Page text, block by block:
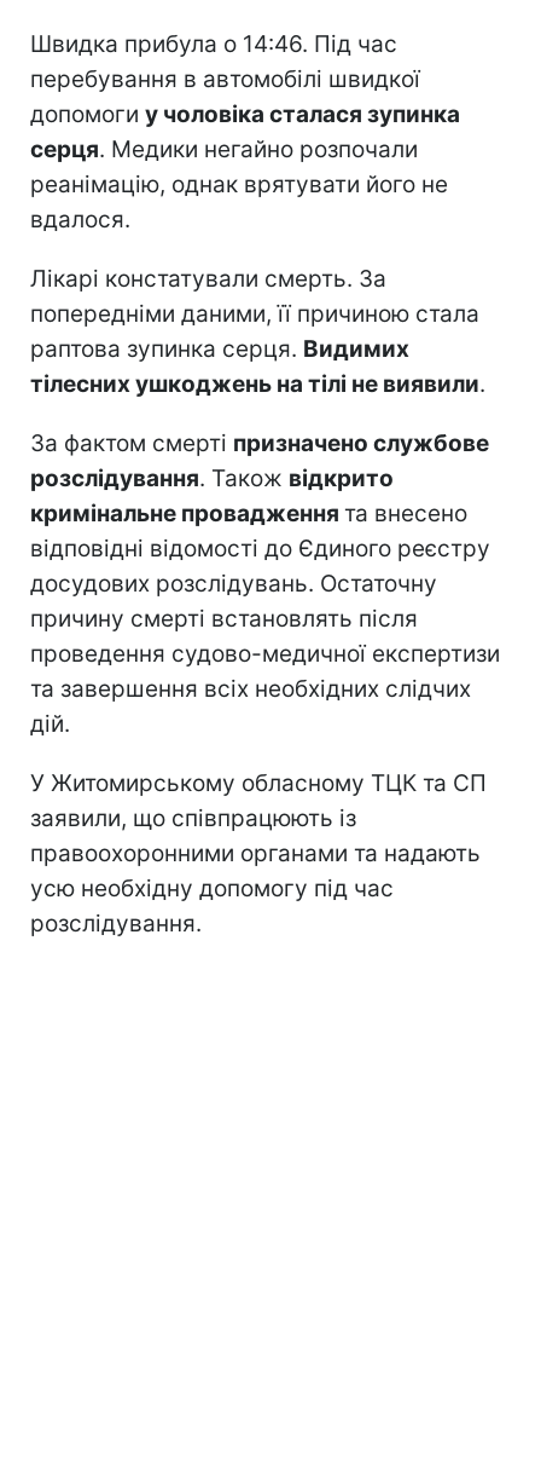
Швидка прибула о 14:46. Під час
перебування в автомобілі швидкої
допомоги у чоловіка сталася зупинка
серця. Медики негайно розпочали
реанімацію, однак врятувати його не
вдалося.
Лікарі констатували смерть. За
попередніми даними, її причиною стала
раптова зупинка серця. Видимих
тілесних ушкоджень на тілі не виявили.
За фактом смерті призначено службове
розслідування. Також відкрито
кримінальне провадження та внесено
відповідні відомості до Єдиного реєстру
досудових розслідувань. Остаточну
причину смерті встановлять після
проведення судово-медичної експертизи
та завершення всіх необхідних слідчих
дій.
У Житомирському обласному ТЦК та СП
заявили, що співпрацюють із
правоохоронними органами та надають
усю необхідну допомогу під час
розслідування.